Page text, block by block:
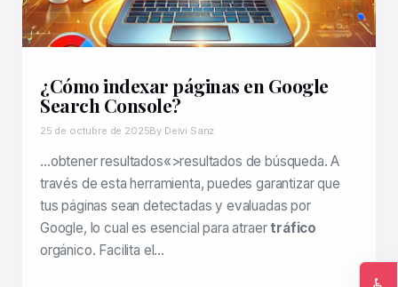
¿Cómo indexar páginas en Google
Search Console?
25 de octubre de 2025By Deivi Sanz
…obtener resultados«>resultados de búsqueda. A
través de esta herramienta, puedes garantizar que
tus páginas sean detectadas y evaluadas por
Google, lo cual es esencial para atraer tráfico
orgánico. Facilita el…